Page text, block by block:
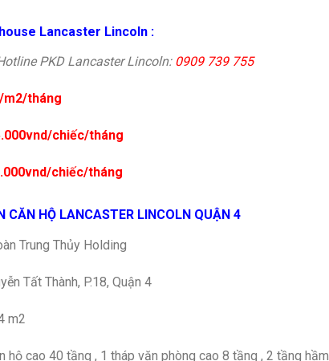
Lancaster Lincoln :
PKD Lancaster Lincoln: 0909 739 755
m2/tháng
chiếc/tháng
chiếc/tháng
CĂN HỘ LANCASTER LINCOLN QUẬN 4
Trung Thủy Holding
Tất Thành, P.18, Quận 4
m2
hộ cao 40 tầng , 1 tháp văn phòng cao 8 tầng , 2 tầng hầm